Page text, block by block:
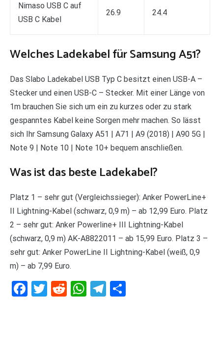
Nimaso USB C auf
USB C Kabel
26.9 24.4
Welches Ladekabel für Samsung A51?
Das Slabo Ladekabel USB Typ C besitzt einen USB-A –
Stecker und einen USB-C – Stecker. Mit einer Länge von
1m brauchen Sie sich um ein zu kurzes oder zu stark
gespanntes Kabel keine Sorgen mehr machen. So lässt
sich Ihr Samsung Galaxy A51 | A71 | A9 (2018) | A90 5G |
Note 9 | Note 10 | Note 10+ bequem anschließen.
Was ist das beste Ladekabel?
Platz 1 – sehr gut (Vergleichssieger): Anker PowerLine+
II Lightning-Kabel (schwarz, 0,9 m) – ab 12,99 Euro. Platz
2 – sehr gut: Anker Powerline+ III Lightning-Kabel
(schwarz, 0,9 m) AK-A8822011 – ab 15,99 Euro. Platz 3 –
sehr gut: Anker PowerLine II Lightning-Kabel (weiß, 0,9
m) – ab 7,99 Euro.
Facebook
Twitter
RedditWhatsApp
Telegram